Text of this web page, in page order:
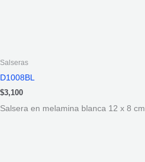
Salseras
D1008BL
$3,100
Salsera en melamina blanca 12 x 8 cm.